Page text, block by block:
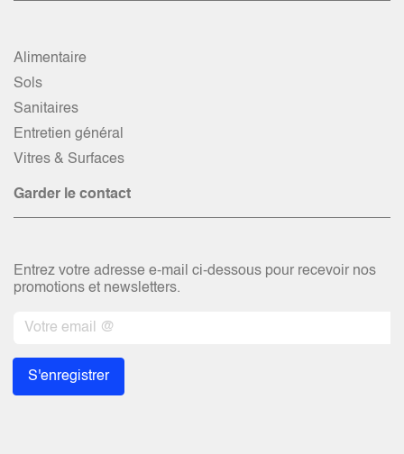
Alimentaire
Sols
Sanitaires
Entretien général
Vitres & Surfaces
Garder le contact
Entrez votre adresse e-mail ci-dessous pour recevoir nos
promotions et newsletters.
S'enregistrer